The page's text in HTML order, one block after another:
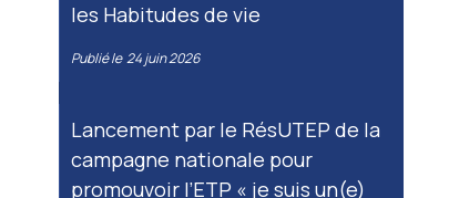
les Habitudes de vie
Publié le 24 juin 2026
Lancement par le RésUTEP de la
campagne nationale pour
promouvoir l’ETP « je suis un(e)